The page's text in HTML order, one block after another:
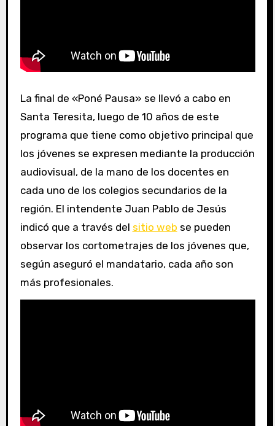
La final de «Poné Pausa» se llevó a cabo en
Santa Teresita, luego de 10 años de este
programa que tiene como objetivo principal que
los jóvenes se expresen mediante la producción
audiovisual, de la mano de los docentes en
cada uno de los colegios secundarios de la
región. El intendente Juan Pablo de Jesús
indicó que a través del sitio web se pueden
observar los cortometrajes de los jóvenes que,
según aseguró el mandatario, cada año son
más profesionales.